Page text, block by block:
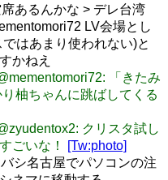
あるんかな > デレ台湾
LV会場とし
はあまり使われない)と
かねえ
「きたみ
柚ちゃんに跳ばしてくる
クリスタ試し
ごいな！
[Tw:photo]
シ名古屋でパソコンの注